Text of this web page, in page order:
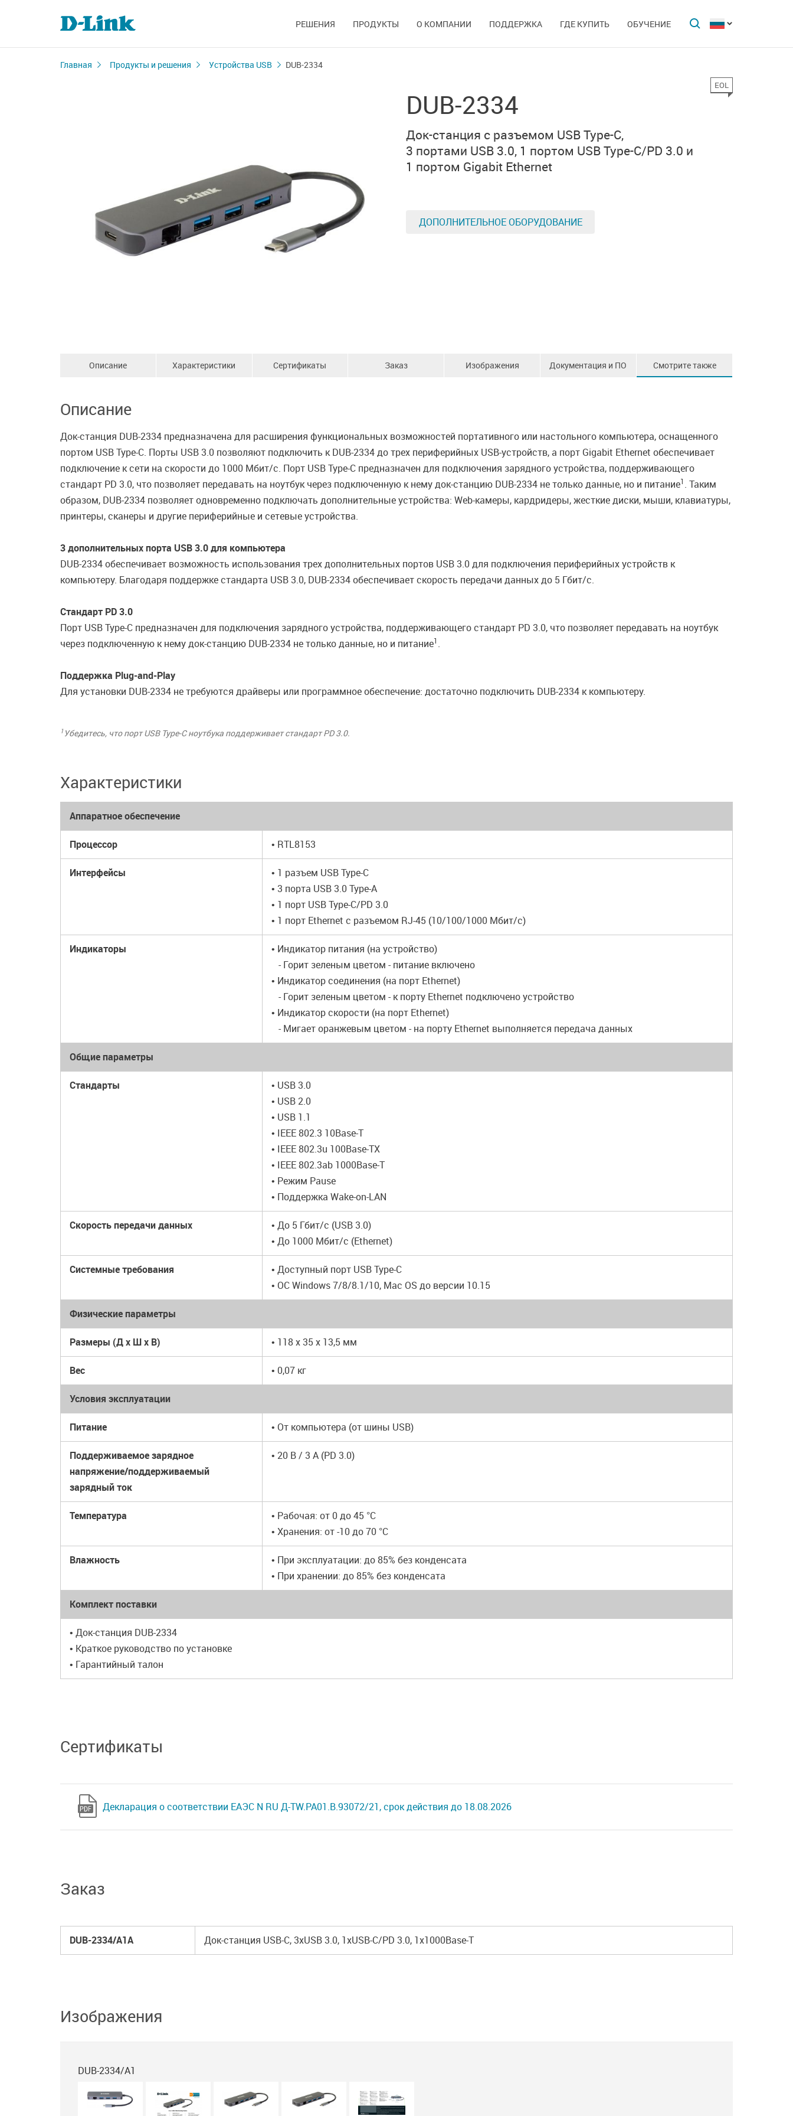
РЕШЕНИЯ ПРОДУКТЫ О КОМПАНИИ ПОДДЕРЖКА ГДЕ КУПИТЬ ОБУЧЕНИЕ
Главная Продукты и решения Устройства USB DUB-2334
DUB-2334
EOL
Док-станция с разъемом USB Type-C,
3 портами USB 3.0, 1 портом USB Type-C/PD 3.0 и
1 портом Gigabit Ethernet
ДОПОЛНИТЕЛЬНОЕ ОБОРУДОВАНИЕ
Описание Характеристики Сертификаты Заказ Изображения Документация и ПО Смотрите также
Описание
Док-станция DUB-2334 предназначена для расширения функциональных возможностей портативного или настольного компьютера, оснащенного
портом USB Type-C. Порты USB 3.0 позволяют подключить к DUB-2334 до трех периферийных USB-устройств, а порт Gigabit Ethernet обеспечивает
подключение к сети на скорости до 1000 Мбит/с. Порт USB Type-C предназначен для подключения зарядного устройства, поддерживающего
стандарт PD 3.0, что позволяет передавать на ноутбук через подключенную к нему док-станцию DUB-2334 не только данные, но и питание1 . Таким
образом, DUB-2334 позволяет одновременно подключать дополнительные устройства: Web-камеры, кардридеры, жесткие диски, мыши, клавиатуры,
принтеры, сканеры и другие периферийные и сетевые устройства.
3 дополнительных порта USB 3.0 для компьютера
DUB-2334 обеспечивает возможность использования трех дополнительных портов USB 3.0 для подключения периферийных устройств к
компьютеру. Благодаря поддержке стандарта USB 3.0, DUB-2334 обеспечивает скорость передачи данных до 5 Гбит/с.
Стандарт PD 3.0
Порт USB Type-C предназначен для подключения зарядного устройства, поддерживающего стандарт PD 3.0, что позволяет передавать на ноутбук
через подключенную к нему док-станцию DUB-2334 не только данные, но и питание1 .
Поддержка Plug-and-Play
Для установки DUB-2334 не требуются драйверы или программное обеспечение: достаточно подключить DUB-2334 к компьютеру.
1 Убедитесь, что порт USB Type-C ноутбука поддерживает стандарт PD 3.0.
Характеристики
Аппаратное обеспечение
Процессор • RTL8153
Интерфейсы
• 1 разъем USB Type-C
• 3 порта USB 3.0 Type-A
• 1 порт USB Type-C/PD 3.0
• 1 порт Ethernet с разъемом RJ-45 (10/100/1000 Мбит/с)
Индикаторы
• Индикатор питания (на устройство)
- Горит зеленым цветом - питание включено
• Индикатор соединения (на порт Ethernet)
- Горит зеленым цветом - к порту Ethernet подключено устройство
• Индикатор скорости (на порт Ethernet)
- Мигает оранжевым цветом - на порту Ethernet выполняется передача данных
Общие параметры
Стандарты
• USB 3.0
• USB 2.0
• USB 1.1
• IEEE 802.3 10Base-T
• IEEE 802.3u 100Base-TX
• IEEE 802.3ab 1000Base-T
• Режим Pause
• Поддержка Wake-on-LAN
Скорость передачи данных
• До 5 Гбит/с (USB 3.0)
• До 1000 Мбит/с (Ethernet)
Системные требования
• Доступный порт USB Type-C
• ОС Windows 7/8/8.1/10, Mac OS до версии 10.15
Физические параметры
Размеры (Д x Ш x В) • 118 x 35 x 13,5 мм
Вес • 0,07 кг
Условия эксплуатации
Питание • От компьютера (от шины USB)
Поддерживаемое зарядное
напряжение/поддерживаемый
зарядный ток
• 20 В / 3 А (PD 3.0)
Температура
• Рабочая: от 0 до 45 °C
• Хранения: от -10 до 70 °C
Влажность
• При эксплуатации: до 85% без конденсата
• При хранении: до 85% без конденсата
Комплект поставки
• Док-станция DUB-2334
• Краткое руководство по установке
• Гарантийный талон
Сертификаты
Декларация о соответствии ЕАЭС N RU Д-TW.РА01.В.93072/21, срок действия до 18.08.2026
Заказ
DUB-2334/A1A Док-станция USB-C, 3xUSB 3.0, 1xUSB-C/PD 3.0, 1x1000Base-T
Изображения
DUB-2334/A1